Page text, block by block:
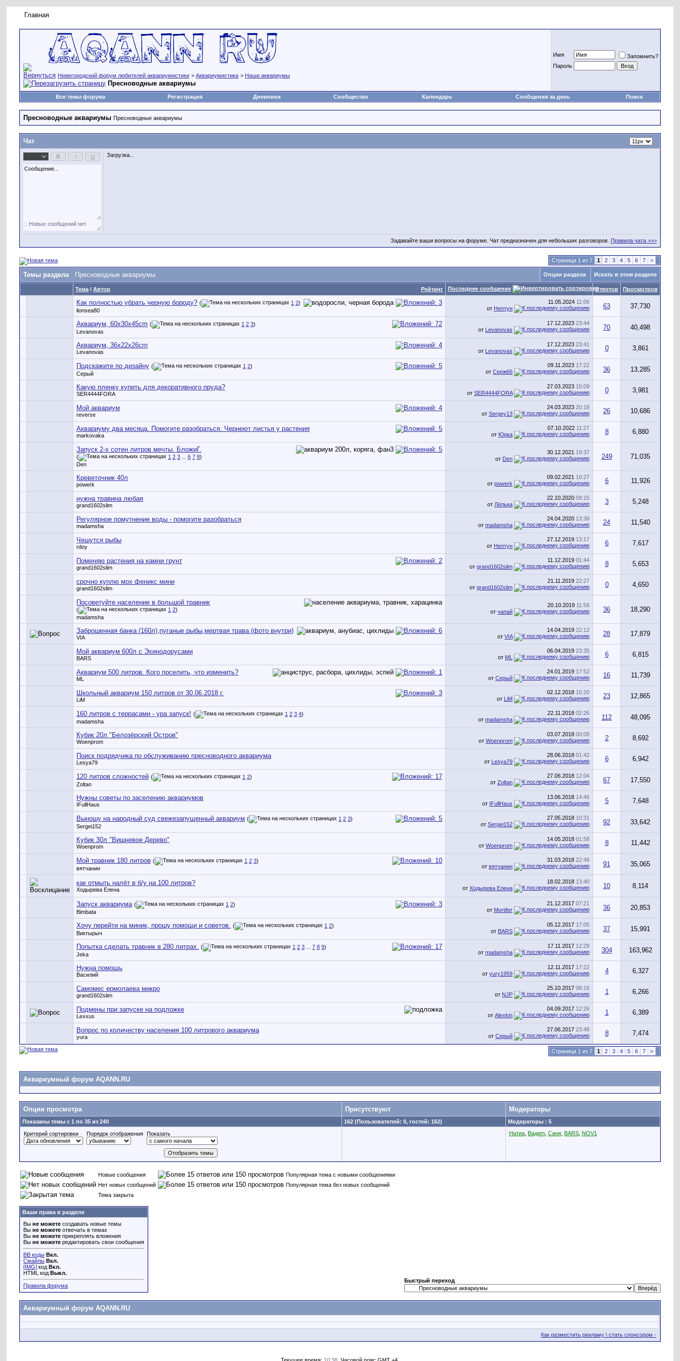
Главная
Нижегородский форум любителей аквариумистики > Аквариумистика > Наши аквариумы
Пресноводные аквариумы
Имя
Запомнить?
Пароль
Все темы форума Регистрация Дневники Сообщество Календарь Сообщения за день Поиск
Пресноводные аквариумы Пресноводные аквариумы
Чат
Загрузка...
Задавайте ваши вопросы на форуме. Чат предназначен для небольших разговоров. Правила чата >>>
Страница 1 из 7 1 2 3 4 5 6 7 >
Темы раздела: Пресноводные аквариумы Опции раздела Искать в этом разделе
Рейтинг
Тема / Автор Последнее сообщение Ответов Просмотров
Как полностью убрать черную бороду? ( 1 2)
lionsea80
11.05.2024 11:06
от Нептун 63 37,730
Аквариум, 60x30x45cm ( 1 2 3)
Levanovas
17.12.2023 23:44
от Levanovas 70 40,498
Аквариум, 36x22x26cm
Levanovas
17.12.2023 23:41
от Levanovas 0 3,861
Подскажите по дизайну ( 1 2)
Серый
09.11.2023 17:22
от Серж66 36 13,285
Какую пленку купить для декоративного пруда?
SER4444FORA
27.03.2023 15:09
от SER4444FORA 0 3,981
Мой аквариум
reverse
24.03.2023 20:18
от Sergey13 26 10,686
Аквариуму два месяца. Помогите разобраться. Чернеют листья у растения
markovaka
07.10.2022 11:27
от Юрка 8 6,880
Запуск 2-х сотен литров мечты. БложиГ.
( 1 2 3 6 7 8)
Den
30.12.2021 19:37
от Den 249 71,035
Креветочник 40л
powerk
09.02.2021 10:27
от powerk 6 11,926
нужна травина любая
grand1602slim
22.10.2020 09:15
от Лёлька 3 5,248
Регулярное помутнение воды - помогите разобраться
madamsha
24.04.2020 13:38
от madamsha 24 11,540
Чешутся рыбы
rdoy
27.12.2019 13:17
от Нептун 6 7,617
Поменяю растения на камни грунт
grand1602slim
11.12.2019 01:44
от grand1602slim 8 5,653
срочно куплю мох феникс мини
grand1602slim
21.11.2019 22:27
от grand1602slim 0 4,650
Посоветуйте население в большой травник
( 1 2)
madamsha
20.10.2019 11:56
от чапай 36 18,290
Заброшенная банка (160л),пуганые рыбы,мертвая трава (фото внутри)
VIA
14.04.2019 22:12
от VIA 28 17,879
Мой аквариум 600л с Эхинодорусами
BARS
06.04.2019 23:35
от ML 6 6,815
Аквариум 500 литров. Кого поселить, что изменить?
ML
24.01.2019 17:52
от Серый 16 11,739
Школьный аквариум 150 литров от 30.06.2018 г.
LiM
02.12.2018 15:20
от LiM 23 12,865
160 литров с террасами - ура запуск! ( 1 2 3 4)
madamsha
22.11.2018 02:26
от madamsha 112 48,095
Кубик 20л "Белозёрский Остров"
Woenprom
03.07.2018 00:08
от Woenprom 2 8,692
Поиск подрядчика по обслуживанию пресноводного аквариума
Lesya79
28.06.2018 01:42
от Lesya79 6 6,942
120 литров сложностей ( 1 2)
Zoltan
27.06.2018 12:04
от Zoltan 67 17,550
Нужны советы по заселению аквариумов
IFullHaus
13.06.2018 14:46
от IFullHaus 5 7,648
Выношу на народный суд свежезапущенный аквариум ( 1 2 3)
Sergei152
27.05.2018 10:31
от Sergei152 92 33,642
Кубик 30л "Вишневое Дерево"
Woenprom
14.05.2018 01:58
от Woenprom 8 11,442
Мой травник 180 литров ( 1 2 3)
вятчанин
31.03.2018 22:48
от вятчанин 91 35,065
как отмыть налёт в б/у на 100 литров?
Ходырева Елена
18.02.2018 13:40
от Ходырева Елена 10 8,114
Запуск аквариума ( 1 2)
Bimbata
21.12.2017 07:21
от Mortifer 36 20,853
Хочу перейти на миник, прошу помощи и советов. ( 1 2)
Виктырыч
05.12.2017 17:05
от BARS 37 15,991
Попытка сделать травник в 280 литрах. ( 1 2 3 7 8 9)
Jeka
17.11.2017 12:29
от madamsha 304 163,962
Нужна помощь
Василий
12.11.2017 17:22
от yury1959 4 6,327
Самомес ермолаева микро
grand1602slim
25.10.2017 08:16
от NJP 1 6,266
Подмены при запуске на подложке
Lexxus
04.09.2017 12:26
от Alexkin 1 6,389
Вопрос по количеству населения 100 литрового аквариума
yura
27.06.2017 23:48
от Серый 8 7,474
Страница 1 из 7 1 2 3 4 5 6 7 >
Аквариумный форум AQANN.RU
Опции просмотра Присутствуют Модераторы
Показаны темы с 1 по 35 из 240 162 (Пользователей: 0, гостей: 162)
Модераторы : 5
Критерий сортировки
Порядок отображения Показать Натиа Вадиm Саня BARS NOV1
Новые сообщения
Популярная тема с новыми сообщениями
Нет новых сообщений
Популярная тема без новых сообщений
Тема закрыта
Ваши права в разделе
Вы не можете создавать новые темы
Вы не можете отвечать в темах
Вы не можете прикреплять вложения
Вы не можете редактировать свои сообщения
BB коды Вкл.
Смайлы Вкл.
[IMG] код Вкл.
HTML код Выкл.
Правила форума
Быстрый переход
Аквариумный форум AQANN.RU
Как разместить рекламу \ стать спонсором -